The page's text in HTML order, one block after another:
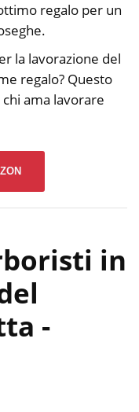
regalo per un
la lavorazione del
regalo? Questo
ama lavorare
in
-